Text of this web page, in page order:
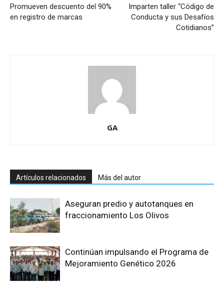
Promueven descuento del 90%
en registro de marcas
Imparten taller “Código de
Conducta y sus Desafíos
Cotidianos”
GA
Artículos relacionados Más del autor
Aseguran predio y autotanques en
fraccionamiento Los Olivos
Continúan impulsando el Programa de
Mejoramiento Genético 2026